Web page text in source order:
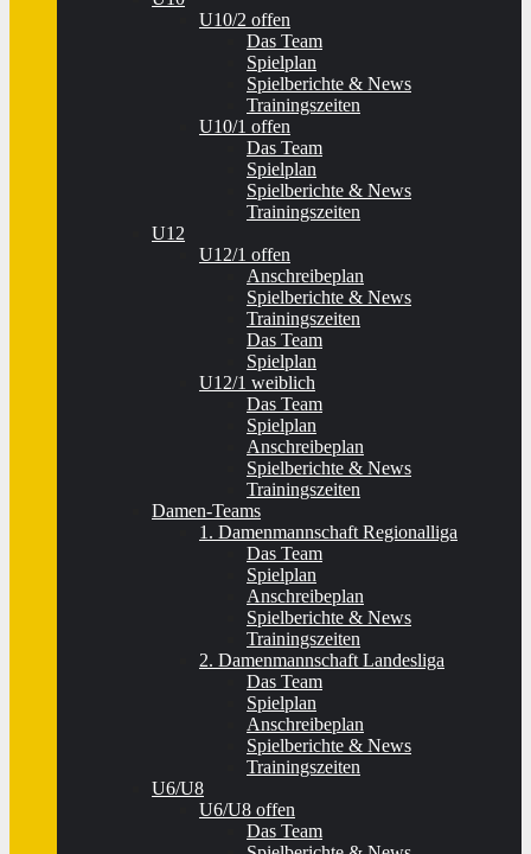
U10/2 offen
Das Team
Spielplan
Spielberichte & News
Trainingszeiten
U10/1 offen
Das Team
Spielplan
Spielberichte & News
Trainingszeiten
U12
U12/1 offen
Anschreibeplan
Spielberichte & News
Trainingszeiten
Das Team
Spielplan
U12/1 weiblich
Das Team
Spielplan
Anschreibeplan
Spielberichte & News
Trainingszeiten
Damen-Teams
1. Damenmannschaft Regionalliga
Das Team
Spielplan
Anschreibeplan
Spielberichte & News
Trainingszeiten
2. Damenmannschaft Landesliga
Das Team
Spielplan
Anschreibeplan
Spielberichte & News
Trainingszeiten
U6/U8
U6/U8 offen
Das Team